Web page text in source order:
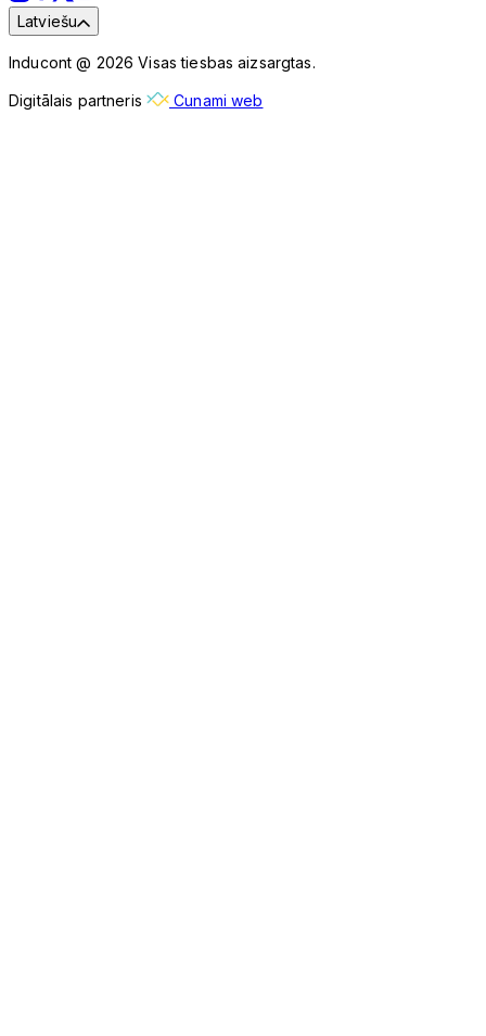
Latviešu
Inducont @ 2026 Visas tiesbas aizsargtas.
Digitālais partneris Cunami web